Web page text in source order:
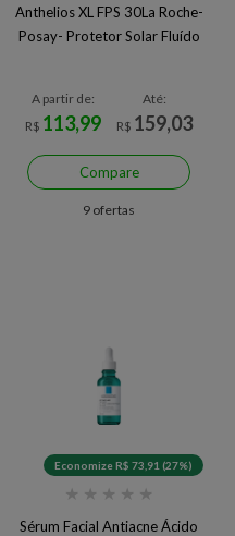
Anthelios XL FPS 30La Roche-
Posay- Protetor Solar Fluído
A partir de:
R$ 113,99
Até:
R$ 159,03
Compare
9 ofertas
Economize R$ 73,91 (27%)
★ ★ ★ ★ ★
Sérum Facial Antiacne Ácido